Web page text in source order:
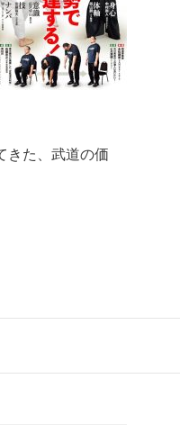
きた、武道の価